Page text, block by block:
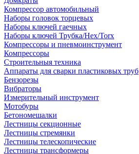
Компрессор автомобильный
Наборы головок торцевых
Наборы ключей гаечных
Наборы ключей Трубка/Hex/Torx
Компрессоры и пневмоинструмент
Компрессоры
Строительныя техника
Аппараты для сварки пластиковых труб
Бензорезы
Вибраторы
Измерительный инструмент
Мотобуры
Бетономешалки
Лестницы секционные
Лестницы стремянки
Лестницы телескопические
Лестницы трансформеры